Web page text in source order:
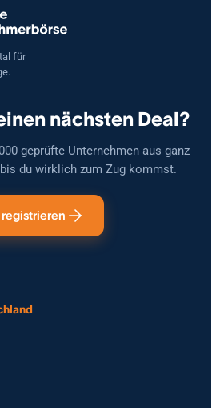
für
nächsten Deal?
geprüfte Unternehmen aus ganz
du wirklich zum Zug kommst.